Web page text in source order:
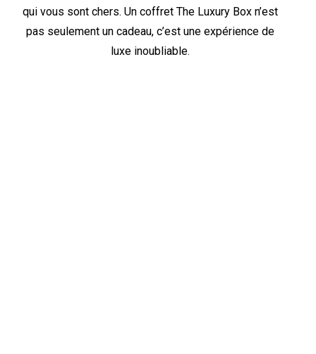
qui vous sont chers. Un coffret The Luxury Box n’est
pas seulement un cadeau, c’est une expérience de
luxe inoubliable.